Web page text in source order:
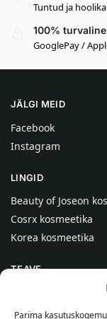
Parima
Tuntud ja
100%
GooglePay /
JÄLGI MEID
Facebook
Instagram
LINGID
Beauty of Joseon
Cosrx kosmeetika
Korea kosmeetika
TEAVE
Kontaktid